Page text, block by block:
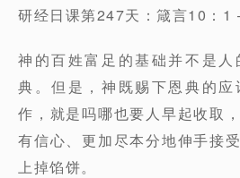
研经日课第247天：箴言10：1
神的百姓富足的基础并不是
典。但是，神既赐下恩典的
作，就是吗哪也要人早起收取
有信心、更加尽本分地伸手接
上掉馅饼。